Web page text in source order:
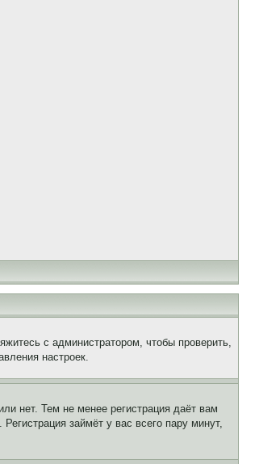
с администратором, чтобы проверить,
настроек.
нет. Тем не менее регистрация даёт вам
займёт у вас всего пару минут,